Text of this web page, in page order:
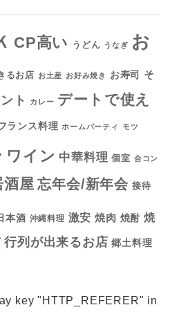
CP高い うどん うなぎ お
るお店 お土産 お好み焼き お寿司 そ
ト カレー デートで使え
ランス料理 ホームパーティ モツ
ワイン 中華料理 個室 合コン
酒屋 忘年会/新年会 接待
本酒 沖縄料理 激安 焼肉 焼酎 焼
行列が出来るお店 郷土料理
key "HTTP_REFERER" in